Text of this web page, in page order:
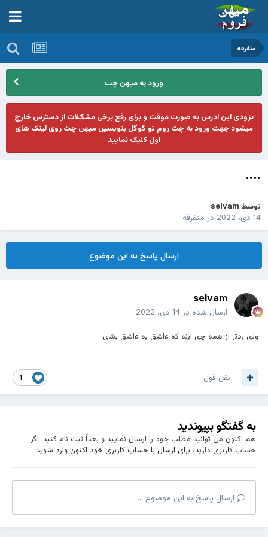
متفرقه
ورود به میهن چت
بزودی این ادرس به صورت موقت و برای رفع برخی مشکلات از دسترس خارج
میشود جهت ورود به چت روم تو گوگل بنویسین میهن چت روی لینک های
اول کلیک نمایید
....
توسط selvam
14 دی، 2022
در متفرقه
ارسال پاسخ به این موضوع
selvam
ارسال شده در 14 دی، 2022
ول‍‌ی ب‍‌دت‍‌ر از ه‍‌م‍‌ه چ‍‌ی ای‍‌ن‍‌ه ک‍‌ه ع‍‌اش‍‌ق ی‍‌ه ع‍‌اش‍‌ق ب‍‌ش‍‌ی
نقل قول
به گفتگو بپیوندید
هم اکنون می توانید مطلب خود را ارسال نمایید و بعداً ثبت نام کنید. اگر
حساب کاربری دارید، برای ارسال با حساب کاربری خود اکنون وارد شوید.
ارسال پاسخ به این موضوع ...